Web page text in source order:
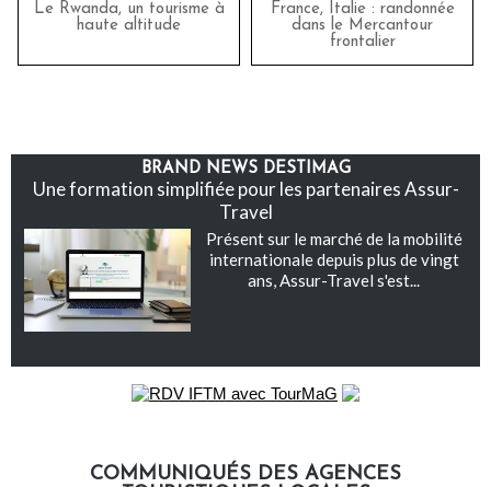
Le Rwanda, un tourisme à
haute altitude
France, Italie : randonnée
dans le Mercantour
frontalier
BRAND NEWS DESTIMAG
Une formation simplifiée pour les partenaires Assur-
Travel
Présent sur le marché de la mobilité
internationale depuis plus de vingt
ans, Assur-Travel s'est...
COMMUNIQUÉS DES AGENCES